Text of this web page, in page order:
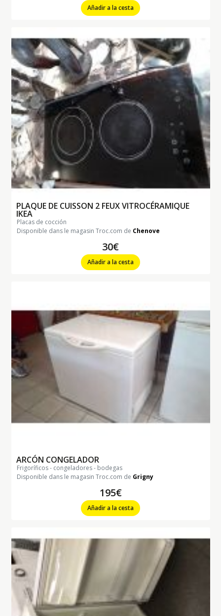
Añadir a la cesta
PLAQUE DE CUISSON 2 FEUX VITROCÉRAMIQUE
IKEA
placas de cocción
Disponible dans le magasin Troc.com de Chenove
30€
Añadir a la cesta
ARCÓN CONGELADOR
frigoríficos - congeladores - bodegas
Disponible dans le magasin Troc.com de Grigny
195€
Añadir a la cesta